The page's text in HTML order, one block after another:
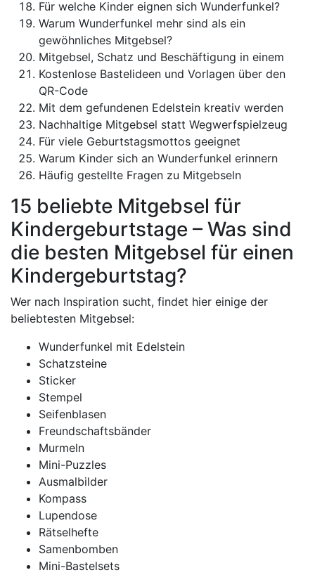
Für welche Kinder eignen sich Wunderfunkel?
Warum Wunderfunkel mehr sind als ein
gewöhnliches Mitgebsel?
Mitgebsel, Schatz und Beschäftigung in einem
Kostenlose Bastelideen und Vorlagen über den
QR-Code
Mit dem gefundenen Edelstein kreativ werden
Nachhaltige Mitgebsel statt Wegwerfspielzeug
Für viele Geburtstagsmottos geeignet
Warum Kinder sich an Wunderfunkel erinnern
Häufig gestellte Fragen zu Mitgebseln
15 beliebte Mitgebsel für
Kindergeburtstage – Was sind
die besten Mitgebsel für einen
Kindergeburtstag?
Wer nach Inspiration sucht, findet hier einige der
beliebtesten Mitgebsel:
Wunderfunkel mit Edelstein
Schatzsteine
Sticker
Stempel
Seifenblasen
Freundschaftsbänder
Murmeln
Mini-Puzzles
Ausmalbilder
Kompass
Lupendose
Rätselhefte
Samenbomben
Mini-Bastelsets